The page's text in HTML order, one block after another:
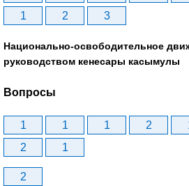
1
2 3
Национально-освободительное
руководством кенесары касымулы
Вопросы
1 1 1 2
2
1
2